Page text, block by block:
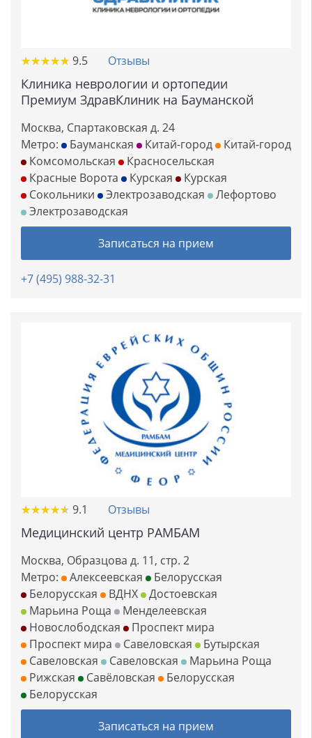
★★★★★
★★★★★ 9.5 Отзывы
Клиника неврологии и ортопедии
Премиум ЗдравКлиник на Бауманской
Москва, Спартаковская д. 24
Метро:
Бауманская Китай-город
Китай-город
Комсомольская
Красносельская
Красные Ворота
Курская
Курская
Сокольники
Электрозаводская
Лефортово
Электрозаводская
Записаться на прием
+7 (495) 988-32-31
★★★★★
★★★★★ 9.1 Отзывы
Медицинский центр РАМБАМ
Москва, Образцова д. 11, стр. 2
Метро:
Алексеевская
Белорусская
Белорусская
ВДНХ
Достоевская
Марьина Роща
Менделеевская
Новослободская
Проспект мира
Проспект мира
Савеловская
Бутырская
Савеловская
Савеловская
Марьина Роща
Рижская
Савёловская
Белорусская
Белорусская
Записаться на прием